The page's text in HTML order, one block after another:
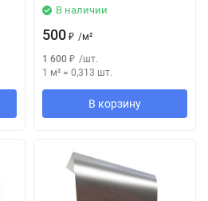
В наличии
500 ₽ /м²
1 600 ₽ /шт.
1 м² = 0,313 шт.
В корзину